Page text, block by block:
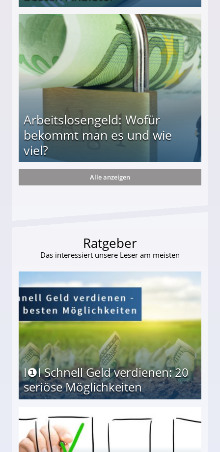
Arbeitslosengeld: Wofür
bekommt man es und wie
viel?
und wie viel?
Alle anzeigen
Ratgeber
Das interessiert unsere Leser am meisten
I❶I Schnell Geld verdienen: 20
seriöse Möglichkeiten